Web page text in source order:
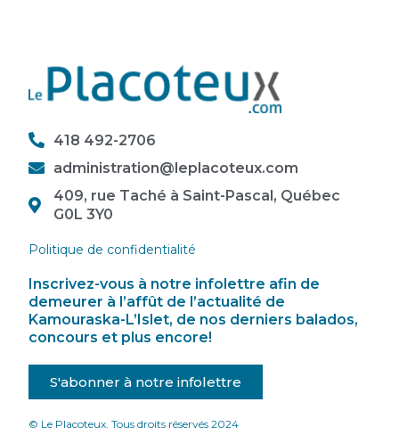
418 492-2706
administration@leplacoteux.com
409, rue Taché à Saint-Pascal, Québec
G0L 3Y0
Politique de confidentialité
Inscrivez-vous à notre infolettre afin de
demeurer à l’affût de l’actualité de
Kamouraska-L’Islet, de nos derniers balados,
concours et plus encore!
S'abonner à notre infolettre
© Le Placoteux. Tous droits réservés 2024